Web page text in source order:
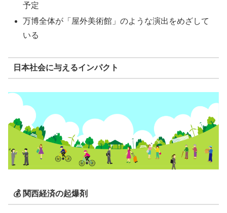
予定
万博全体が「屋外美術館」のような演出をめざして
いる
日本社会に与えるインパクト
💰 関西経済の起爆剤